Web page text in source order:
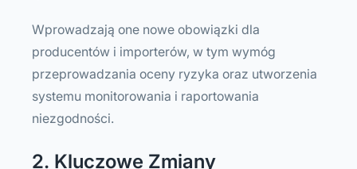
Wprowadzają one nowe obowiązki dla
producentów i importerów, w tym wymóg
przeprowadzania oceny ryzyka oraz utworzenia
systemu monitorowania i raportowania
niezgodności.
2. Kluczowe Zmiany